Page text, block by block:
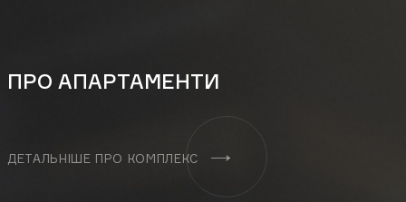
ПРО АПАРТАМЕНТИ
ДЕТАЛЬНІШЕ ПРО КОМПЛЕКС